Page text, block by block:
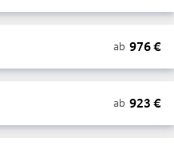
ab 976€
ab 923 €